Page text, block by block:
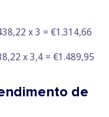
x 3 = €1.314,66
x 3,4 = €1.489,95
de